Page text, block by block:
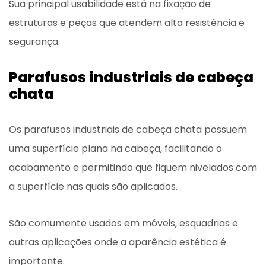
Sua principal usabilidade está na fixação de
estruturas e peças que atendem alta resistência e
segurança.
Parafusos industriais de cabeça
chata
Os parafusos industriais de cabeça chata possuem
uma superfície plana na cabeça, facilitando o
acabamento e permitindo que fiquem nivelados com
a superfície nas quais são aplicados.
São comumente usados ​​em móveis, esquadrias e
outras aplicações onde a aparência estética é
importante.